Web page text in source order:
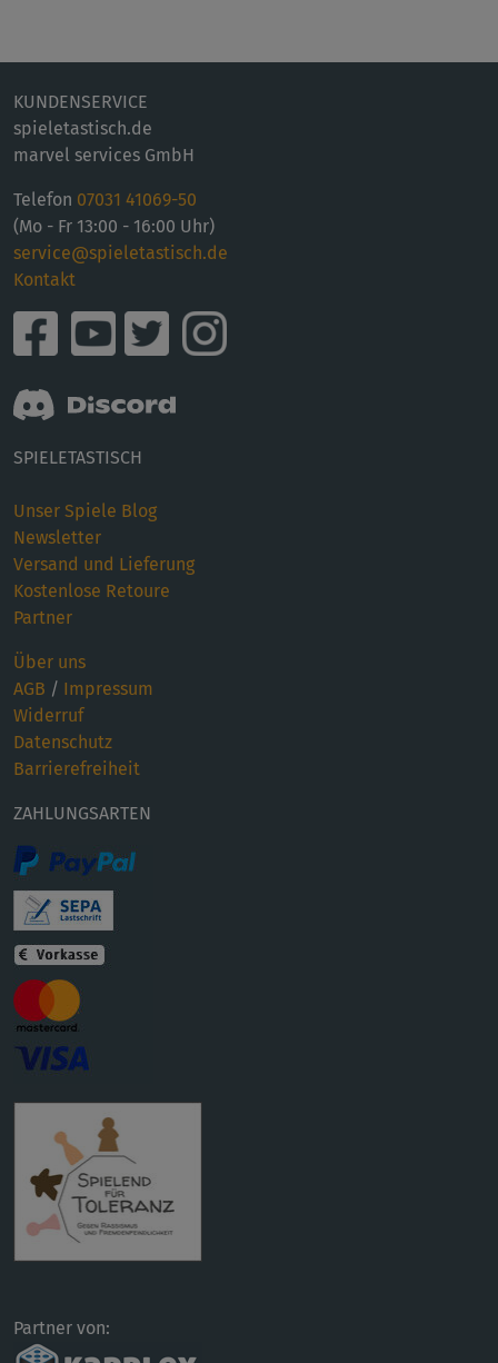
KUNDENSERVICE
spieletastisch.de
marvel services GmbH
Telefon 07031 41069-50
(Mo - Fr 13:00 - 16:00 Uhr)
service@spieletastisch.de
Kontakt
SPIELETASTISCH
Unser Spiele Blog
Newsletter
Versand und Lieferung
Kostenlose Retoure
Partner
Über uns
AGB / Impressum
Widerruf
Datenschutz
Barrierefreiheit
ZAHLUNGSARTEN
Partner von: